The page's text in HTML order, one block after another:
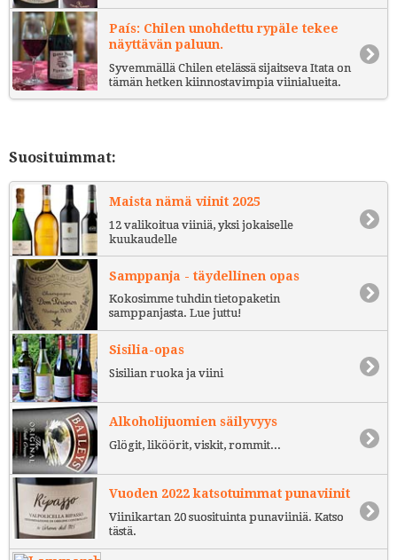
País: Chilen unohdettu rypäle tekee
näyttävän paluun.
Syvemmällä Chilen etelässä sijaitseva Itata on
tämän hetken kiinnostavimpia viinialueita.
Suosituimmat:
Maista nämä viinit 2025
12 valikoitua viiniä, yksi jokaiselle
kuukaudelle
Samppanja - täydellinen opas
Kokosimme tuhdin tietopaketin
samppanjasta. Lue juttu!
Sisilia-opas
Sisilian ruoka ja viini
Alkoholijuomien säilyvyys
Glögit, liköörit, viskit, rommit...
Vuoden 2022 katsotuimmat punaviinit
Viinikartan 20 suosituinta punaviiniä. Katso
tästä.